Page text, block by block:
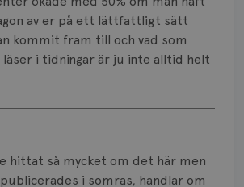
av er på ett lättfattligt sätt
kommit fram till och vad som
läser i tidningar är ju inte alltid helt
hittat så mycket om det här men
i somras, handlar om